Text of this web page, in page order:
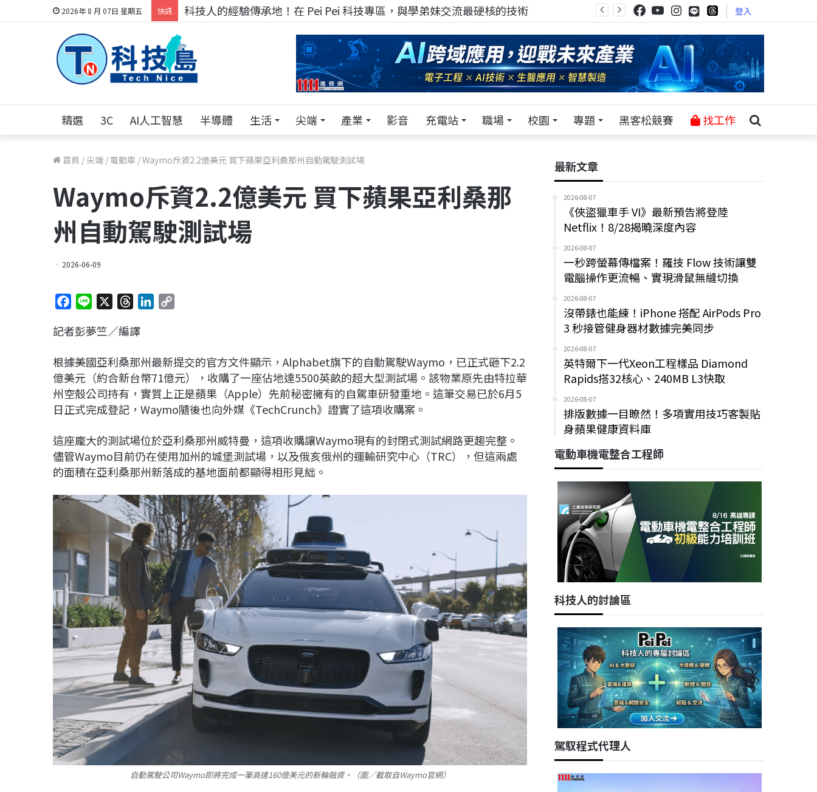
2026年 8 月 07日 星期五 快訊 科技人的經驗傳承地！在 Pei Pei 科技專區，與學弟妹交流最硬核的技術 登入
精選 3C AI人工智慧 半導體 生活 尖端 產業 影音 充電站 職場 校園 專題 黑客松競賽 找工作
首頁 /尖端 / 電動車 /Waymo斥資2.2億美元 買下蘋果亞利桑那州自動駕駛測試場
Waymo斥資2.2億美元 買下蘋果亞利桑那
州自動駕駛測試場
2026-06-09
c
b
o
o
k
n
r
a
d
s
e
d
I
n
L
i
n
k
記者彭夢竺／編譯
根據美國亞利桑那州最新提交的官方文件顯示，Alphabet旗下的自動駕駛Waymo，已正式砸下2.2
億美元（約合新台幣71億元），收購了一座佔地達5500英畝的超大型測試場。該物業原先由特拉華
州空殼公司持有，實質上正是蘋果（Apple）先前秘密擁有的自駕車研發重地。這筆交易已於6月5
日正式完成登記，Waymo隨後也向外媒《TechCrunch》證實了這項收購案。
這座龐大的測試場位於亞利桑那州威特曼，這項收購讓Waymo現有的封閉式測試網路更趨完整。
儘管Waymo目前仍在使用加州的城堡測試場，以及俄亥俄州的運輸研究中心（TRC），但這兩處
的面積在亞利桑那州新落成的基地面前都顯得相形見絀。
自動駕駛公司Waymo即將完成一筆高達160億美元的新輪融資。（圖／截取自Waymo官網）
最新文章
2026-08-07
《俠盜獵車手 VI》最新預告將登陸
Netflix！8/28揭曉深度內容
2026-08-07
一秒跨螢幕傳檔案！羅技 Flow 技術讓雙
電腦操作更流暢、實現滑鼠無縫切換
2026-08-07
沒帶錶也能練！iPhone 搭配 AirPods Pro
3 秒接管健身器材數據完美同步
2026-08-07
英特爾下一代Xeon工程樣品 Diamond
Rapids搭32核心、240MB L3快取
2026-08-07
排版數據一目瞭然！多項實用技巧客製貼
身蘋果健康資料庫
電動車機電整合工程師
科技人的討論區
駕馭程式代理人